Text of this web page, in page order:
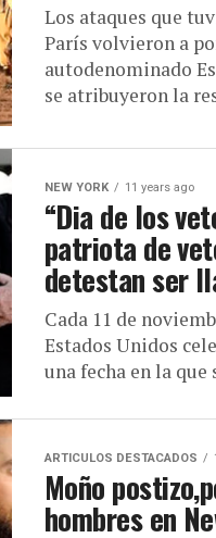
Los ataques que
París volvieron a
autodenominado
se atribuyeron la
NEW YORK 11 years ago
“Dia de los
patriota de
detestan ser
Cada 11 de
Estados Unidos
una fecha en la que
ARTICULOS DESTACADOS
Moño
hombres en